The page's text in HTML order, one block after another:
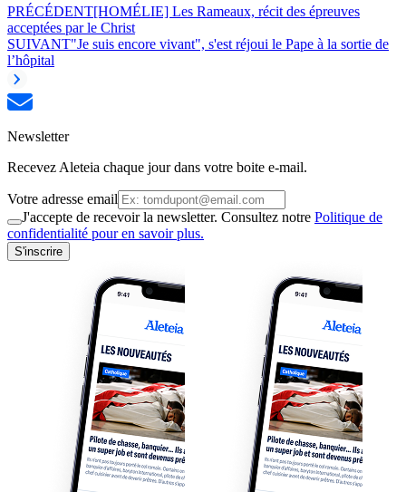
PRÉCÉDENT[HOMÉLIE] Les Rameaux, récit des épreuves
acceptées par le Christ
SUIVANT"Je suis encore vivant", s'est réjoui le Pape à la sortie de
l’hôpital
Newsletter
Recevez Aleteia chaque jour dans votre boite e-mail.
Votre adresse email
J'accepte de recevoir la newsletter. Consultez notre Politique de
confidentialité pour en savoir plus.
S'inscrire